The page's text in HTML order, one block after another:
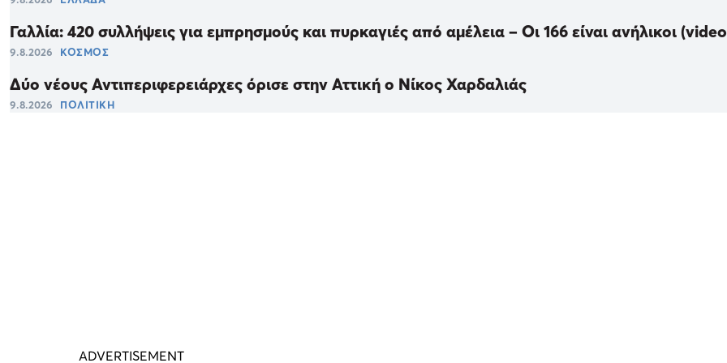
Γαλλία: 420 συλλήψεις για εμπρησμούς και πυρκαγιές από αμέλεια – Οι 166 είναι ανήλικοι
9.8.2026 ΚΟΣΜΟΣ
Δύο νέους Αντιπεριφερειάρχες όρισε στην Αττική ο Νίκος Χαρδαλιάς
9.8.2026 ΠΟΛΙΤΙΚΗ